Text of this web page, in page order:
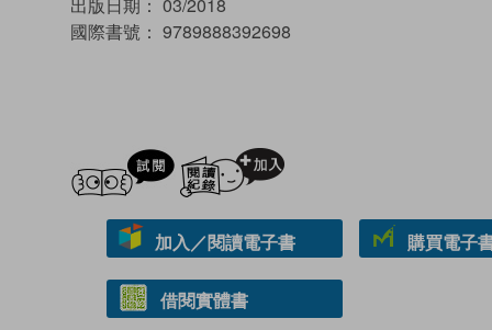
國際書號： 9789888392698
試閲
加入／閱讀電子書 購買電子
借閱實體書